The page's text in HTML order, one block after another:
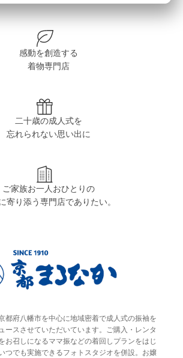
感動を創造する
着物専門店
二十歳の成人式を
忘れられない思い出に
ご家族お一人おひとりの
寄り添う専門店でありたい。
都府八幡市を中心に地域密着で成人式の振袖を
ースさせていただいています。ご購入・レンタ
お召しになるママ振などの着回しプランをはじ
つでも実施できるフォトスタジオを併設。お嬢